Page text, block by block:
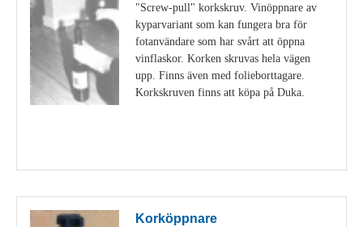
"Screw-pull" korkskruv. Vinöppnare av
kyparvariant som kan fungera bra för
fotanvändare som har svårt att öppna
vinflaskor. Korken skruvas hela vägen
upp. Finns även med folieborttagare.
Korkskruven finns att köpa på Duka.
Korköppnare